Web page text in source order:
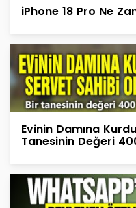
iPhone 18 Pro Ne
Evinin Damına
Tanesinin Değeri